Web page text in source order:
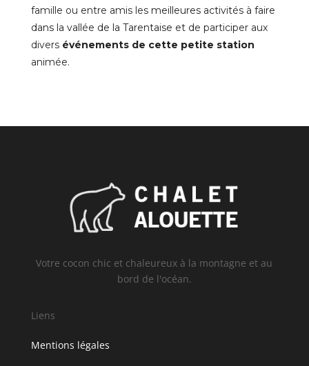
famille ou entre amis les meilleures activités à faire
dans la vallée de la Tarentaise et de participer aux
diversévénements de cette petite station
animée.
Votre cocon chic et chaleureux à la montagne et au
bord de l'océan.
Liens
Mentions légales